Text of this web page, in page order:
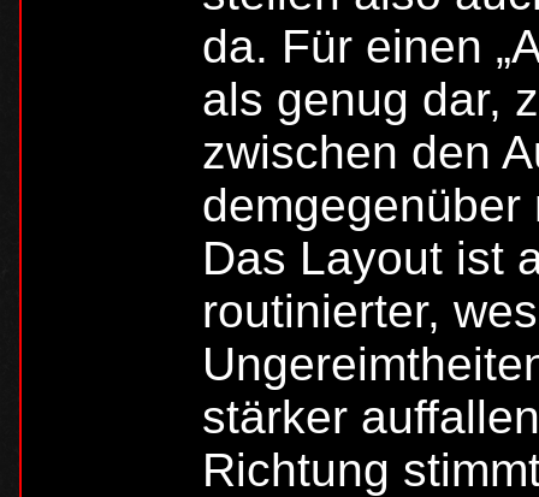
da. Für einen
als genug dar,
zwischen den
Das Layout ist
routinierter,
stärker
Richtung